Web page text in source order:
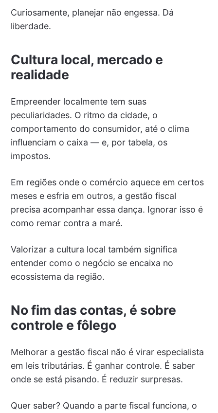
Curiosamente, planejar não engessa. Dá
liberdade.
Cultura local, mercado e
realidade
Empreender localmente tem suas
peculiaridades. O ritmo da cidade, o
comportamento do consumidor, até o clima
influenciam o caixa — e, por tabela, os
impostos.
Em regiões onde o comércio aquece em certos
meses e esfria em outros, a gestão fiscal
precisa acompanhar essa dança. Ignorar isso é
como remar contra a maré.
Valorizar a cultura local também significa
entender como o negócio se encaixa no
ecossistema da região.
No fim das contas, é sobre
controle e fôlego
Melhorar a gestão fiscal não é virar especialista
em leis tributárias. É ganhar controle. É saber
onde se está pisando. É reduzir surpresas.
Quer saber? Quando a parte fiscal funciona, o